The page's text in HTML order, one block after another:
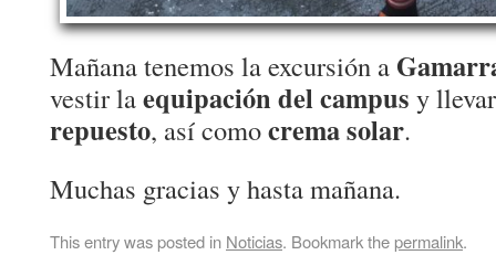
Mañana tenemos la excursión a
vestir laequipación del campus y
repuesto, así comocrema solar.
Muchas gracias y hasta mañana.
This entry was posted in Noticias. Bookmark the permalink.